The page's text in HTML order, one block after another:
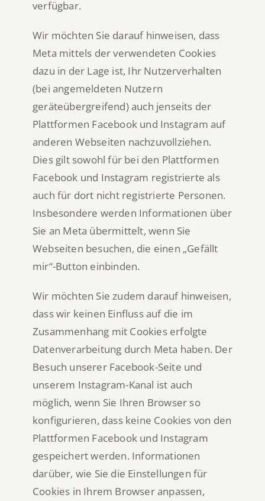
verfügbar.
Wir möchten Sie darauf hinweisen, dass
Meta mittels der verwendeten Cookies
dazu in der Lage ist, Ihr Nutzerverhalten
(bei angemeldeten Nutzern
geräteübergreifend) auch jenseits der
Plattformen Facebook und Instagram auf
anderen Webseiten nachzuvollziehen.
Dies gilt sowohl für bei den Plattformen
Facebook und Instagram registrierte als
auch für dort nicht registrierte Personen.
Insbesondere werden Informationen über
Sie an Meta übermittelt, wenn Sie
Webseiten besuchen, die einen „Gefällt
mir“-Button einbinden.
Wir möchten Sie zudem darauf hinweisen,
dass wir keinen Einfluss auf die im
Zusammenhang mit Cookies erfolgte
Datenverarbeitung durch Meta haben. Der
Besuch unserer Facebook-Seite und
unserem Instagram-Kanal ist auch
möglich, wenn Sie Ihren Browser so
konfigurieren, dass keine Cookies von den
Plattformen Facebook und Instagram
gespeichert werden. Informationen
darüber, wie Sie die Einstellungen für
Cookies in Ihrem Browser anpassen,